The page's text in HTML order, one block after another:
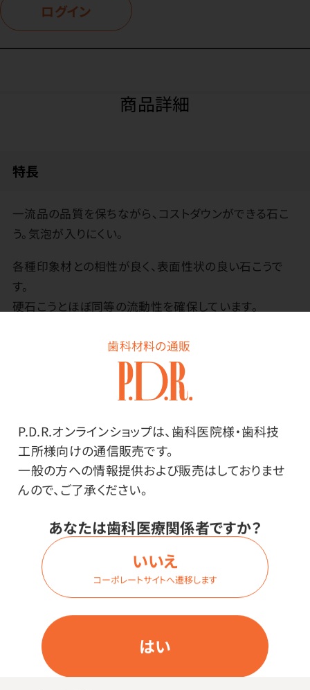
歯科材料の通販
P.D.R.オンラインショップは、歯科医院様・歯科技
工所様向けの通信販売です。
一般の方への情報提供および販売はしておりませ
んので、ご了承ください。
あなたは歯科医療関係者ですか？
はい
いいえ
コーポレートサイトへ遷移します
ログイン
商品詳細
特長
一流品の品質を保ちながら、コストダウンができる石こ
う。気泡が入りにくい。
各種印象材との相性が良く、表面性状の良い石こうで
す。
硬石こうとほぼ同等の流動性を確保しています。
メーカー・ブランド
その他
●日本製
●大容量ケースサイズ／1.5kg入（縦31.0×横51.0×高
さ15.0cm）3kg入（縦30.0×横34.0×高さ23.0cm）
※一般的名称：歯科用硬質石こう 届出番号：
15B1X10001301002